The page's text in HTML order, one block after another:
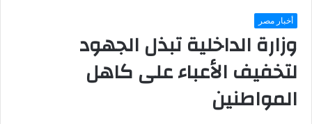
أخبار مصر
وزارة الداخلية تبذل الجهود
لتخفيف الأعباء على كاهل
المواطنين